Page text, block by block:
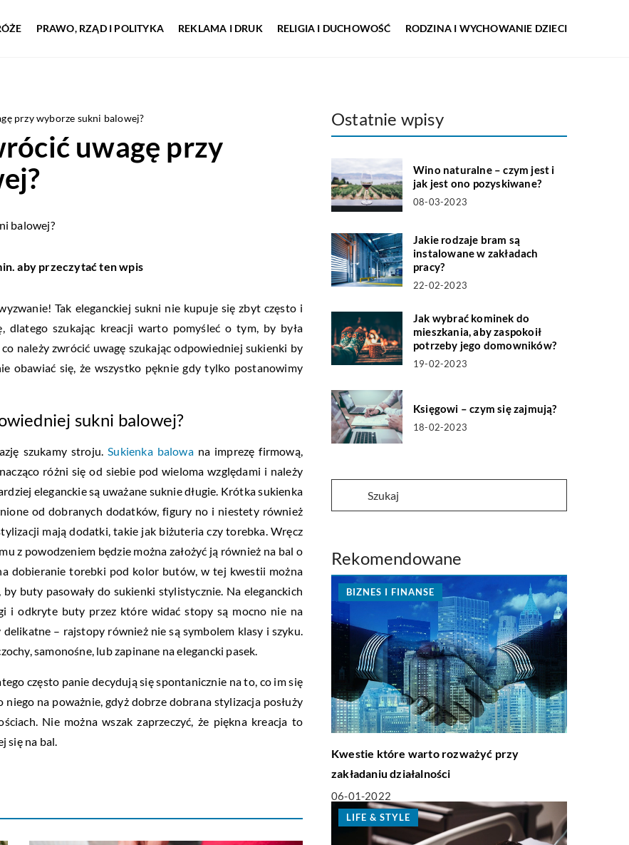
PRAWO, RZĄD I POLITYKA REKLAMA I DRUK RELIGIA I DUCHOWOŚĆ RODZINA I WYCHOWANIE DZIECI
przy wyborze sukni balowej?
uwagę przy
aby przeczytać ten wpis
Tak eleganckiej sukni nie kupuje się zbyt często i
dlatego szukając kreacji warto pomyśleć o tym, by była
należy zwrócić uwagę szukając odpowiedniej sukienki by
obawiać się, że wszystko pęknie gdy tylko postanowimy
sukni balowej?
szukamy stroju.Sukienka balowana imprezę firmową,
różni się od siebie pod wieloma względami i należy
eleganckie są uważane suknie długie. Krótka sukienka
od dobranych dodatków, figury no i niestety również
mają dodatki, takie jak biżuteria czy torebka. Wręcz
z powodzeniem będzie można założyć ją również na bal o
dobieranie torebki pod kolor butów, w tej kwestii można
buty pasowały do sukienki stylistycznie. Na eleganckich
i odkryte buty przez które widać stopy są mocno nie na
– rajstopy również nie są symbolem klasy i szyku.
samonośne, lub zapinane na elegancki pasek.
często panie decydują się spontanicznie na to, co im się
na poważnie, gdyż dobrze dobrana stylizacja posłuży
Nie można wszak zaprzeczyć, że piękna kreacja to
się na bal.
Ostatnie wpisy
Wino naturalne – czym jest i
jak jest ono pozyskiwane?
08-03-2023
Jakie rodzaje bram są
instalowane w zakładach
pracy?
22-02-2023
Jak wybrać kominek do
mieszkania, aby zaspokoił
potrzeby jego domowników?
19-02-2023
Księgowi – czym się zajmują?
18-02-2023
Rekomendowane
BIZNES I FINANSE
Kwestie które warto rozważyć przy
zakładaniu działalności
06-01-2022
LIFE & STYLE